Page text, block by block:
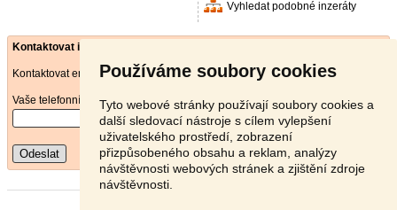
Používáme soubory cookies
Tyto webové stránky používají soubory cookies a
další sledovací nástroje s cílem vylepšení
uživatelského prostředí, zobrazení
přizpůsobeného obsahu a reklam, analýzy
návštěvnosti webových stránek a zjištění zdroje
návštěvnosti.
Vyhledat podobné inzeráty
Kontaktovat inzerenta emailem
Kontaktovat emailem může pouze ověřený uživatel.
Vaše telefonní číslo *
Odeslat